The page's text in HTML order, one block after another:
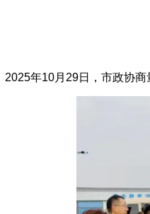
2025年10月29日，市政协